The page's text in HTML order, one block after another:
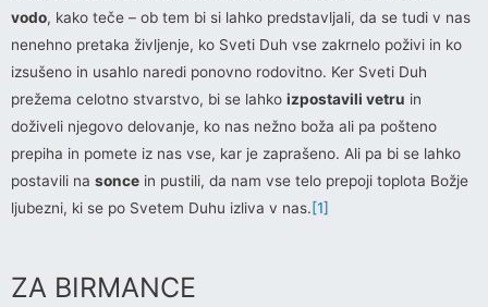
vodo, kako teče – ob tem bi si lahko predstavljali, da se tudi v nas
nenehno pretaka življenje, ko Sveti Duh vse zakrnelo poživi in ko
izsušeno in usahlo naredi ponovno rodovitno. Ker Sveti Duh
prežema celotno stvarstvo, bi se lahko izpostavili vetru in
doživeli njegovo delovanje, ko nas nežno boža ali pa pošteno
prepiha in pomete iz nas vse, kar je zaprašeno. Ali pa bi se lahko
postavili na sonce in pustili, da nam vse telo prepoji toplota Božje
ljubezni, ki se po Svetem Duhu izliva v nas.[1]
ZA BIRMANCE